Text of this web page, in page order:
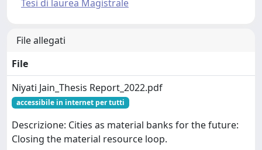
Tesi di laurea Magistrale
File allegati
File
Niyati Jain_Thesis Report_2022.pdf
accessibile in internet per tutti
Descrizione: Cities as material banks for the future:
Closing the material resource loop.